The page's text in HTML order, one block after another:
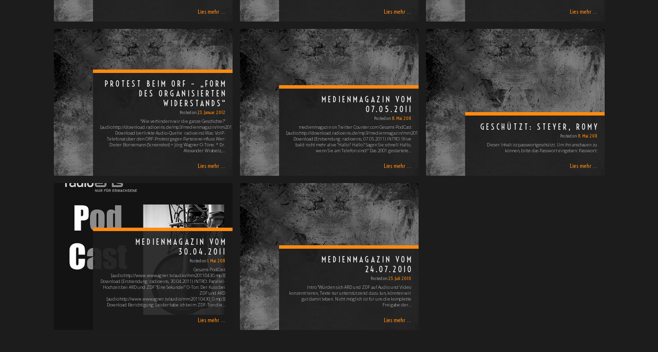
Lies mehr ... Lies mehr ... Lies mehr ...
PROTEST BEIM ORF – „FORM
DES ORGANISIERTEN
WIDERSTANDS“
Posted on23. Januar 2012
"Wie verhindern wir die ganze Geschichte?"
[audio:http://download.radioeins.de/mp3/medienmagazin/mm20120121_1.mp3]
Download (verlinkte Audio-Quelle: radioeins) Was: VoIP-
Telefonat über den ORF-Protest gegen Parteieneinfluss Wer:
Dieter Bornemann (Screenshot) + Jörg Wagner O-Töne: * Dr.
Alexander Wrabetz,…
Lies mehr ...
MEDIENMAGAZIN VOM
07.05.2011
Posted on 8. Mai 2011
medienmagazin on Twitter Counter.com Gesamt-PodCast
[audio:http://download.radioeins.de/mp3/medienmagazin/mm20110507.mp3]
Download (Erstsendung: radioeins, 07.05.2011) INTRO: 9live
bald nicht mehr alive "Hallo? Hallo? Sagen Sie schnell Hallo,
wenn Sie am Telefon sind!" Das 2001 gestartete…
Lies mehr ...
GESCHÜTZT: STEYER, ROMY
Posted on 8. Mai 2011
Dieser Inhalt ist passwortgeschützt. Um ihn anschauen zu
können, bitte das Passwort eingeben: Passwort:
Lies mehr ...
MEDIENMAGAZIN VOM
30.04.2011
Posted on 1. Mai 2011
Gesamt-PodCast
[audio:http://www.wwwagner.tv/audio/mm20110430.mp3]
Download (Erstsendung: radioeins, 30.04.2011) INTRO: Parallel-
Hochzeit bei ARD und ZDF "Eine Sekunde!" O-Ton: Der Kuss bei
ZDF und ARD
[audio:http://www.wwwagner.tv/audio/mm20110430_0.mp3]
Download Berichtigung: Leider habe ich beim ZDF-Ton die…
Lies mehr ...
MEDIENMAGAZIN VOM
24.07.2010
Posted on23. Juli 2010
Intro "Würden sich ARD und ZDF auf Audio und Video
konzentrieren, Texte nur unterstützend dazu tun, könnten wir
gut damit leben. Nicht möglich ist für uns die komplette
Freigabe der…
Lies mehr ...